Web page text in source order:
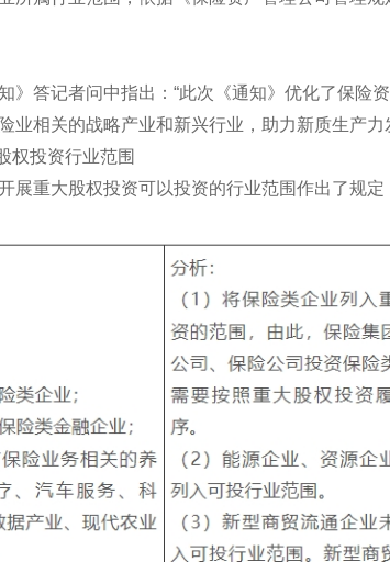
》答记者问中指出：“此次《通知》优化了保险
业相关的战略产业和新兴行业，助力新质生产力
权投资行业范围
展重大股权投资可以投资的行业范围作出了规定